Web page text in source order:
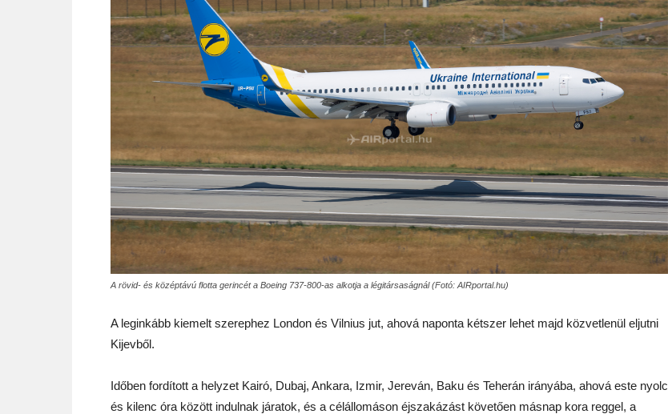
A rövid- és középtávú flotta gerincét a Boeing 737-800-as alkotja a légitársaságnál (Fotó: AIRportal.hu)
A leginkább kiemelt szerephez London és Vilnius jut, ahová naponta kétszer lehet majd közvetlenül eljutni
Kijevből.
Időben fordított a helyzet Kairó, Dubaj, Ankara, Izmir, Jereván, Baku és Teherán irányába, ahová este nyolc
és kilenc óra között indulnak járatok, és a célállomáson éjszakázást követően másnap kora reggel, a